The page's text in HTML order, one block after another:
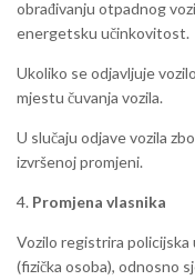
obrađivanju otpadnog
energetsku učinkovitost.
Ukoliko se odjavljuje
mjestu čuvanja vozila.
U slučaju odjave vozila
izvršenoj promjeni.
4. Promjena vlasnika
Vozilo registrira
(fizička osoba), odnosno